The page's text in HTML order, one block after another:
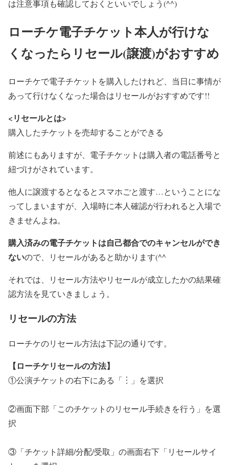
は注意事項も確認しておくといいでしょう(^^)
ローチケ電子チケット本人が行けな
くなったらリセール(譲渡)がおすすめ
ローチケで電子チケットを購入したけれど、 当日に事情が
あって行けなくなった場合はリセールがおすすめです!!
<リセールとは>
購入したチケットを売却することができる
前述にもありますが、 電子チケットは購入者の電話番号と
紐づけがされています。
他人に譲渡するとなるとスマホごと渡す…ということにな
ってしまいますが、入場時に本人確認が行われると入場で
きませんよね。
購入済みの電子チケットは自己都合でのキャンセルができ
ないので、リセールがあると助かります(^^
それでは、リセール方法やリセールが成立したかの結果確
認方法を見ていきましょう。
リセールの方法
ローチケのリセール方法は下記の通りです。
【ローチケリセールの方法】
①公演チケットの右下にある「︙」を選択
②画面下部「このチケットのリセール手続きを行う」を選
択
③「チケット詳細/分配/受取」の画面右下「リセールサイ